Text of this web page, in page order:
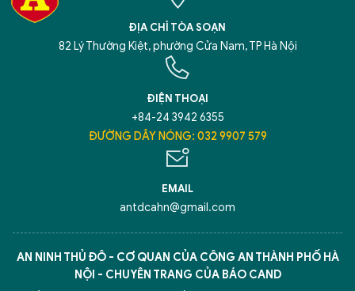
ĐỊA CHỈ TÒA SOẠN
82 Lý Thường Kiệt, phường Cửa Nam, TP Hà Nội
ĐIỆN THOẠI
+84-24 3942 6355
ĐƯỜNG DÂY NÓNG: 032 9907 579
EMAIL
antdcahn@gmail.com
AN NINH THỦ ĐÔ - CƠ QUAN CỦA CÔNG AN THÀNH PHỐ HÀ
NỘI - CHUYÊN TRANG CỦA BÁO CAND